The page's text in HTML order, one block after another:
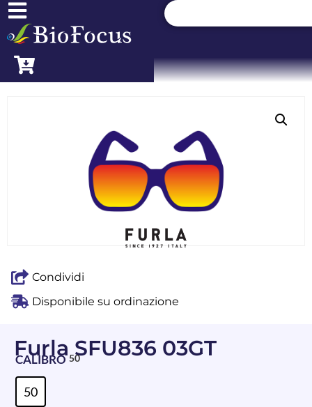
Condividi
Disponibile su ordinazione
Furla SFU836 03GT
CALIBRO 50
50